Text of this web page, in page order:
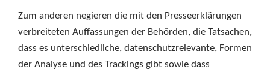
Zum anderen negieren die mit den Presseerklärungen
verbreiteten Auffassungen der Behörden, die Tatsachen,
dass es unterschiedliche, datenschutzrelevante, Formen
der Analyse und des Trackings gibt sowie dass